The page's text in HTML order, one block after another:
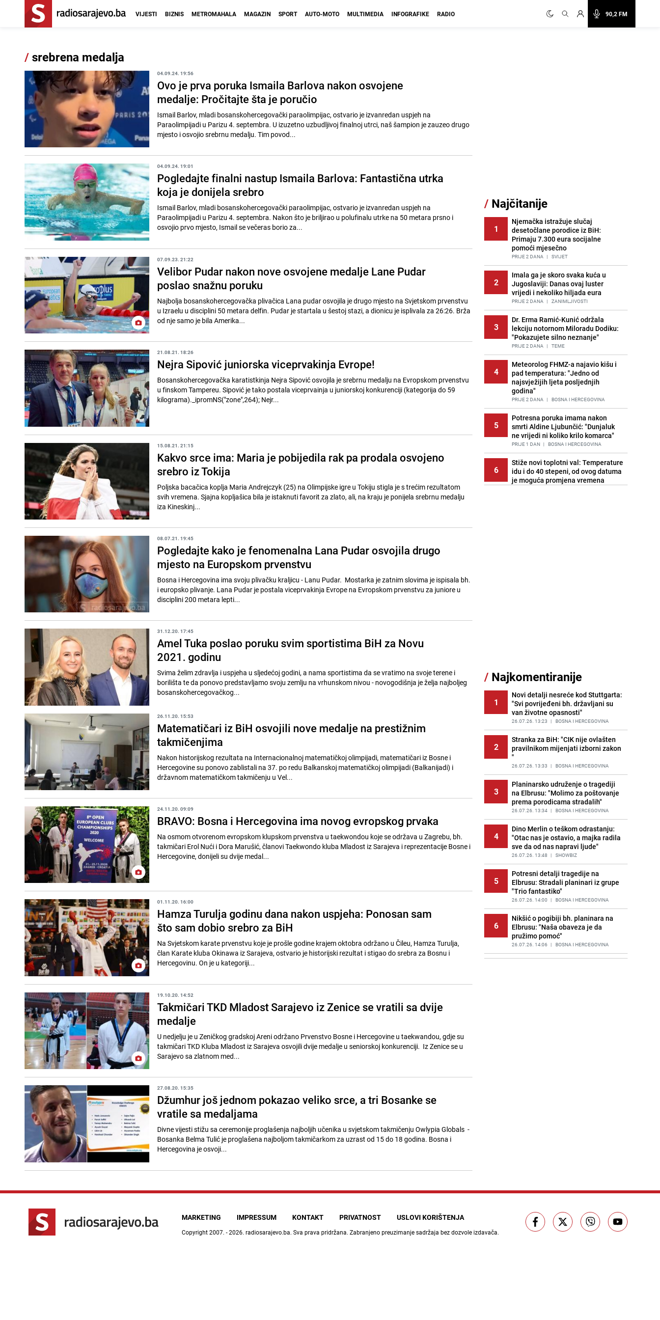
90,2 FM
VIJESTI BIZNIS METROMAHALA MAGAZIN SPORT AUTO-MOTO MULTIMEDIA INFOGRAFIKE RADIO
/srebrena medalja
04.09.24. 19:56
Ovo je prva poruka Ismaila Barlova nakon osvojene
medalje: Pročitajte šta je poručio
Ismail Barlov, mladi bosanskohercegovački paraolimpijac, ostvario je izvanredan uspjeh na
Paraolimpijadi u Parizu 4. septembra. U izuzetno uzbudljivoj finalnoj utrci, naš šampion je zauzeo drugo
mjesto i osvojio srebrnu medalju. Tim povod...
04.09.24. 19:01
Pogledajte finalni nastup Ismaila Barlova: Fantastična utrka
koja je donijela srebro
Ismail Barlov, mladi bosanskohercegovački paraolimpijac, ostvario je izvanredan uspjeh na
Paraolimpijadi u Parizu 4. septembra. Nakon što je briljirao u polufinalu utrke na 50 metara prsno i
osvojio prvo mjesto, Ismail se večeras borio za...
07.09.23. 21:22
Velibor Pudar nakon nove osvojene medalje Lane Pudar
poslao snažnu poruku
Najbolja bosanskohercegovačka plivačica Lana pudar osvojila je drugo mjesto na Svjetskom prvenstvu
u Izraelu u disciplini 50 metara delfin. Pudar je startala u šestoj stazi, a dionicu je isplivala za 26:26. Brža
od nje samo je bila Amerika...
21.08.21. 18:26
Nejra Sipović juniorska viceprvakinja Evrope!
Bosanskohercegovačka karatistkinja Nejra Sipović osvojila je srebrnu medalju na Evropskom prvenstvu
u finskom Tampereu. Sipović je tako postala viceprvainja u juniorskoj konkurenciji (kategorija do 59
kilograma)._ipromNS("zone",264); Nejr...
15.08.21. 21:15
Kakvo srce ima: Maria je pobijedila rak pa prodala osvojeno
srebro iz Tokija
Poljska bacačica koplja Maria Andrejczyk (25) na Olimpijske igre u Tokiju stigla je s trećim rezultatom
svih vremena. Sjajna kopljašica bila je istaknuti favorit za zlato, ali, na kraju je ponijela srebrnu medalju
iza Kineskinj...
08.07.21. 19:45
Pogledajte kako je fenomenalna Lana Pudar osvojila drugo
mjesto na Europskom prvenstvu
Bosna i Hercegovina ima svoju plivačku kraljicu - Lanu Pudar. Mostarka je zatnim slovima je ispisala bh.
i europsko plivanje. Lana Pudar je postala viceprvakinja Evrope na Evropskom prvenstvu za juniore u
disciplini 200 metara lepti...
31.12.20. 17:45
Amel Tuka poslao poruku svim sportistima BiH za Novu
2021. godinu
Svima želim zdravlja i uspjeha u sljedećoj godini, a nama sportistima da se vratimo na svoje terene i
borilišta te da ponovo predstavljamo svoju zemlju na vrhunskom nivou - novogodišnja je želja najboljeg
bosanskohercegovačkog...
26.11.20. 15:53
Matematičari iz BiH osvojili nove medalje na prestižnim
takmičenjima
Nakon historijskog rezultata na Internacionalnoj matematičkoj olimpijadi, matematičari iz Bosne i
Hercegovine su ponovo zablistali na 37. po redu Balkanskoj matematičkoj olimpijadi (Balkanijadi) i
državnom matematičkom takmičenju u Vel...
24.11.20. 09:09
BRAVO: Bosna i Hercegovina ima novog evropskog prvaka
Na osmom otvorenom evropskom klupskom prvenstva u taekwondou koje se održava u Zagrebu, bh.
takmičari Erol Nući i Dora Marušić, članovi Taekwondo kluba Mladost iz Sarajeva i reprezentacije Bosne i
Hercegovine, donijeli su dvije medal...
01.11.20. 16:00
Hamza Turulja godinu dana nakon uspjeha: Ponosan sam
što sam dobio srebro za BiH
Na Svjetskom karate prvenstvu koje je prošle godine krajem oktobra održano u Čileu, Hamza Turulja,
član Karate kluba Okinawa iz Sarajeva, ostvario je historijski rezultat i stigao do srebra za Bosnu i
Hercegovinu. On je u kategoriji...
19.10.20. 14:52
Takmičari TKD Mladost Sarajevo iz Zenice se vratili sa dvije
medalje
U nedjelju je u Zeničkog gradskoj Areni održano Prvenstvo Bosne i Hercegovine u taekwandou, gdje su
takmičari TKD Kluba Mladost iz Sarajeva osvojili dvije medalje u seniorskoj konkurenciji. Iz Zenice se u
Sarajevo sa zlatnom med...
27.08.20. 15:35
Džumhur još jednom pokazao veliko srce, a tri Bosanke se
vratile sa medaljama
Divne vijesti stižu sa ceremonije proglašenja najboljih učenika u svjetskom takmičenju Owlypia Globals -
Bosanka Belma Tulić je proglašena najboljom takmičarkom za uzrast od 15 do 18 godina. Bosna i
Hercegovina je osvoji...
/ Najčitanije
1
Njemačka istražuje slučaj
desetočlane porodice iz BiH:
Primaju 7.300 eura socijalne
pomoći mjesečno
PRIJE 2 DANA | SVIJET
2
Imala ga je skoro svaka kuća u
Jugoslaviji: Danas ovaj luster
vrijedi i nekoliko hiljada eura
PRIJE 2 DANA | ZANIMLJIVOSTI
3
Dr. Erma Ramić-Kunić održala
lekciju notornom Miloradu Dodiku:
"Pokazujete silno neznanje"
PRIJE 2 DANA | TEME
4
Meteorolog FHMZ-a najavio kišu i
pad temperatura: "Jedno od
najsvježijih ljeta posljednjih
godina"
PRIJE 2 DANA | BOSNA I HERCEGOVINA
5
Potresna poruka imama nakon
smrti Aldine Ljubunčić: "Dunjaluk
ne vrijedi ni koliko krilo komarca"
PRIJE 1 DAN | BOSNA I HERCEGOVINA
6
Stiže novi toplotni val: Temperature
idu i do 40 stepeni, od ovog datuma
je moguća promjena vremena
11
Lažne novčanice preplavljuju
tržište: Ove eure najčešće
pokušavaju podvaliti
PRIJE OKO 21H | SVIJET
12
Recept za brze uštipke: Ne upijaju
ulje i gotovi su za 30 minuta
PRIJE 1 DAN | RECEPTI
Imate tikvice i piletinu? Napravite
ovaj brzi ručak iz jedne tave
PRIJE 1 DAN | RECEPTI
14
Jedan od najvećih gradova nije na
listi: Ovo su lokacije prvih Lidl
prodavnica u BiH
PRIJE 1 DAN | BOSNA I HERCEGOVINA
15
Užas u bh. susjedstvu, mladići
bludničili nad maloljetnicom i sve
snimali: "Stari te gleda u lajvu"
PRIJE 2 DANA | REGIJA
/ Najkomentiranije
1
Novi detalji nesreće kod Stuttgarta:
"Svi povrijeđeni bh. državljani su
van životne opasnosti"
26.07.26. 13:23 | BOSNA I HERCEGOVINA
2
Stranka za BiH: "CIK nije ovlašten
pravilnikom mijenjati izborni zakon
"
26.07.26. 13:33 | BOSNA I HERCEGOVINA
3
Planinarsko udruženje o tragediji
na Elbrusu: "Molimo za poštovanje
prema porodicama stradalih"
26.07.26. 13:34 | BOSNA I HERCEGOVINA
4
Dino Merlin o teškom odrastanju:
"Otac nas je ostavio, a majka radila
sve da od nas napravi ljude"
26.07.26. 13:48 | SHOWBIZ
5
Potresni detalji tragedije na
Elbrusu: Stradali planinari iz grupe
"Trio fantastiko"
26.07.26. 14:00 | BOSNA I HERCEGOVINA
6
Nikšić o pogibiji bh. planinara na
Elbrusu: "Naša obaveza je da
pružimo pomoć"
26.07.26. 14:06 | BOSNA I HERCEGOVINA
12
oprostio od Melihe Čaušević:
granice"
26.07.26. 15:08 BOSNA I HERCEGOVINA
MARKETING IMPRESSUM KONTAKT PRIVATNOST USLOVI KORIŠTENJA
Copyright 2007. - 2026. radiosarajevo.ba. Sva prava pridržana. Zabranjeno preuzimanje sadržaja bez dozvole izdavača.